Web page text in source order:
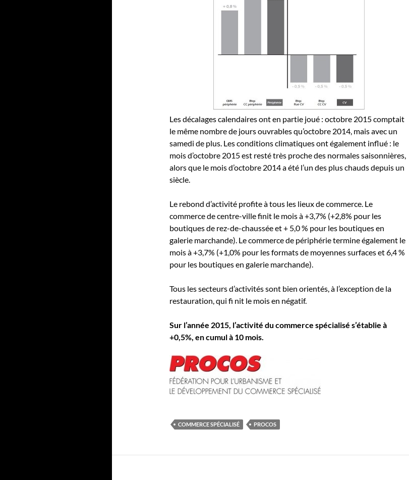
Les décalages calendaires ont en partie joué : octobre 2015 comptait
le même nombre de jours ouvrables qu’octobre 2014, mais avec un
samedi de plus. Les conditions climatiques ont également influé : le
mois d’octobre 2015 est resté très proche des normales saisonnières,
alors que le mois d’octobre 2014 a été l’un des plus chauds depuis un
siècle.
Le rebond d’activité profite à tous les lieux de commerce. Le
commerce de centre-ville finit le mois à +3,7% (+2,8% pour les
boutiques de rez-de-chaussée et + 5,0 % pour les boutiques en
galerie marchande). Le commerce de périphérie termine également le
mois à +3,7% (+1,0% pour les formats de moyennes surfaces et 6,4 %
pour les boutiques en galerie marchande).
Tous les secteurs d’activités sont bien orientés, à l’exception de la
restauration, qui fi nit le mois en négatif.
Sur l’année 2015, l’activité du commerce spécialisé s’établie à
+0,5%, en cumul à 10 mois.
COMMERCE SPÉCIALISÉ PROCOS